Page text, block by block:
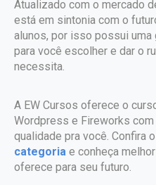
Atualizado com o mercado
está em sintonia com o
alunos, por isso possui
para você escolher e dar o
necessita.
A EW Cursos oferece o
Wordpress e Fireworks
qualidade pra você. Confira
categoria e conheça
oferece para seu futuro.